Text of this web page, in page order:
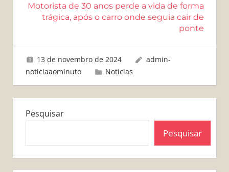
Motorista de 30 anos perde a vida de forma
trágica, após o carro onde seguia cair de
ponte
13 de novembro de 2024
admin-
noticiaaominuto
Notícias
Pesquisar
Pesquisar